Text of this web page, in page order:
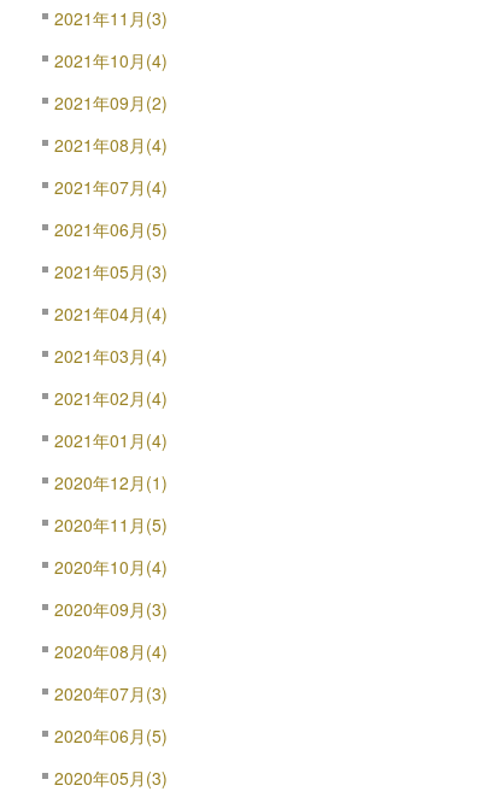
2021年11月(3)
2021年10月(4)
2021年09月(2)
2021年08月(4)
2021年07月(4)
2021年06月(5)
2021年05月(3)
2021年04月(4)
2021年03月(4)
2021年02月(4)
2021年01月(4)
2020年12月(1)
2020年11月(5)
2020年10月(4)
2020年09月(3)
2020年08月(4)
2020年07月(3)
2020年06月(5)
2020年05月(3)